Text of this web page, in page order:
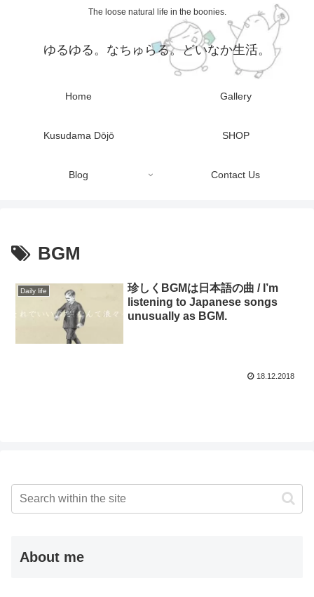
The loose natural life in the boonies.
ゆるゆる。なちゅらる。どいなか生活。
Home Gallery
Kusudama Dōjō SHOP
Blog Contact Us
BGM
Daily life
珍しくBGMは日本語の曲 / I’m
listening to Japanese songs
unusually as BGM.
18.12.2018
About me